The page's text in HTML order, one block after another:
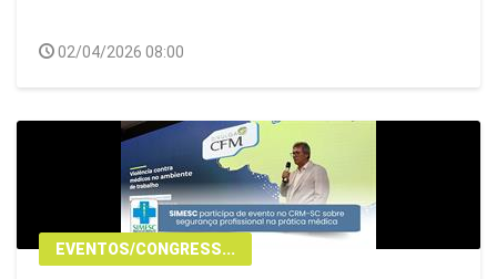
02/04/2026 08:00
EVENTOS/CONGRESS...